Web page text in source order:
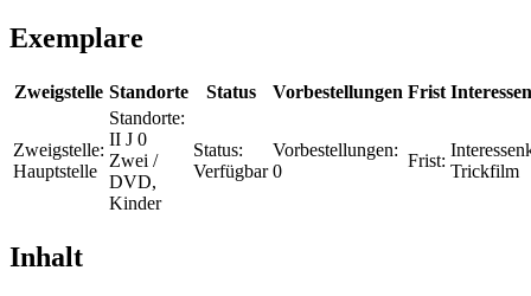
Exemplare
Zweigstelle Standorte Status Vorbestellungen Frist
Zweigstelle:
Hauptstelle
Standorte:
II J 0
Zwei /
DVD,
Kinder
Status:
Verfügbar
Vorbestellungen:
0
Frist:
Trickfilm
Inhalt